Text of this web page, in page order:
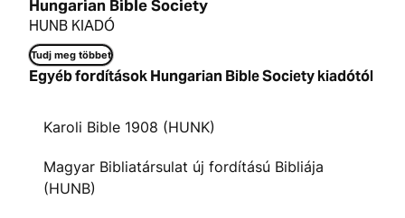
Hungarian Bible Society
HUNB KIADÓ
Tudj meg többet
Egyéb fordítások Hungarian Bible Society kiadótól
Karoli Bible 1908 (HUNK)
Magyar Bibliatársulat új fordítású Bibliája
(HUNB)